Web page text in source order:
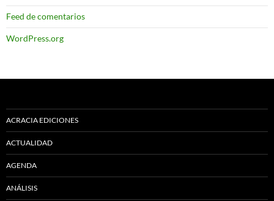
Feed de comentarios
WordPress.org
ACRACIA EDICIONES
ACTUALIDAD
AGENDA
ANÁLISIS